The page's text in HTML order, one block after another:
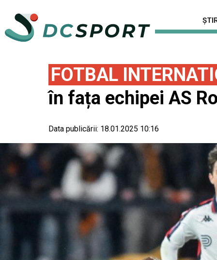
FOTBAL
în fața echipei AS
Data publicării: 18.01.2025 10:16